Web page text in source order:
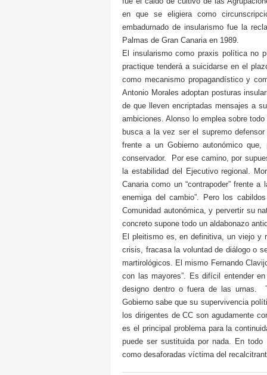
en que se eligiera como
embadurnado de insularismo fue la
Palmas de Gran Canaria en 1989.
El insularismo como praxis política no
practique tenderá a suicidarse en el
como mecanismo propagandístico y
Antonio Morales adoptan posturas
de que lleven encriptadas mensajes a
ambiciones. Alonso lo emplea sobre
busca a la vez ser el supremo
frente a un Gobierno autonómico que,
conservador. Por ese camino, por
la estabilidad del Ejecutivo regional.
Canaria como un “contrapoder” frente
enemiga del cambio”. Pero los
Comunidad autonómica, y pervertir su
concreto supone todo un aldabonazo
El pleitismo es, en definitiva, un viejo y
crisis, fracasa la voluntad de diálogo o
martirológicos. El mismo Fernando
con las mayores”. Es difícil entender
designo dentro o fuera de las urnas.
Gobierno sabe que su supervivencia
los dirigentes de CC son agudamente
es el principal problema para la
puede ser sustituida por nada. En
como desaforadas víctima del